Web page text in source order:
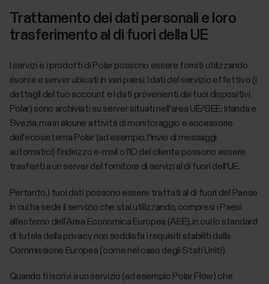
Trattamento dei dati personali e loro
trasferimento al di fuori della UE
I servizi e i prodotti di Polar possono essere forniti utilizzando
risorse e server ubicati in vari paesi. I dati del servizio effettivo (i
dettagli del tuo account e i dati provenienti dai tuoi dispositivi
Polar) sono archiviati su server situati nell'area UE/SEE; Irlanda e
Svezia, ma in alcune attività di monitoraggio e accessorie
dell'ecosistema Polar (ad esempio, l'invio di messaggi
automatici) l'indirizzo e-mail o l'ID del cliente possono essere
trasferiti a un server del fornitore di servizi al di fuori dell'UE.
Pertanto, i tuoi dati possono essere trattati al di fuori del Paese
in cui ha sede il servizio che stai utilizzando, compresi i Paesi
all’esterno dell’Area Economica Europea (AEE), in cui lo standard
di tutela della privacy non soddisfa i requisiti stabiliti dalla
Commissione Europea (come nel caso degli Stati Uniti).
Quando ti iscrivi a un servizio (ad esempio Polar Flow) che